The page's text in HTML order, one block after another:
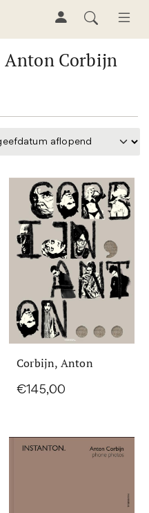
Anton Corbijn
Corbijn, Anton
€145,00